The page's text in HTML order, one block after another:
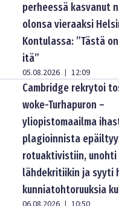
perheessä kasvanut
olonsa vieraaksi
Kontulassa: ”Tästä
itä”
05.08.2026 | 12:09
Cambridge rekrytoi
woke-Turhapuron –
yliopistomaailma
plagioinnista
rotuaktivistiin,
lähdekritiikin ja syyti
kunniatohtoruuksia
|